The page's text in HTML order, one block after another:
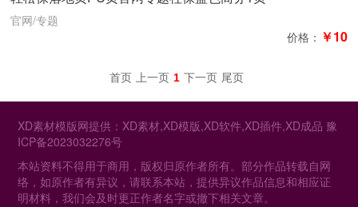
官网/专题
价格： ￥10
首页 上一页 1 下一页 尾页
XD素材模版网提供：XD素材,XD模版,XD软件,XD插件,XD成品 豫
ICP备2023032276号
本站资料不得用于商用，版权归原作者所有。部分作品转载自网
络，如原作者有异议，请联系本站，提供异议作品信息和相应证
明材料，我们会及时更正作者名字或撤下相关文章。